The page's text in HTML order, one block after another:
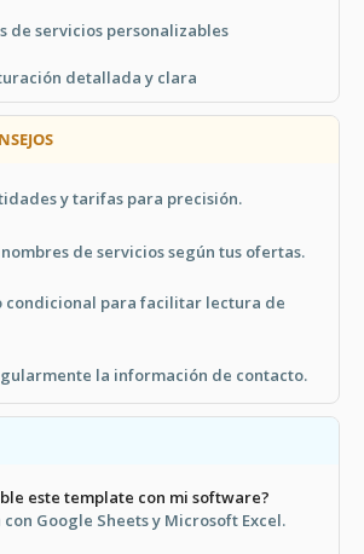
de servicios personalizables
detallada y clara
y tarifas para precisión.
de servicios según tus ofertas.
condicional para facilitar lectura de
la información de contacto.
este template con mi software?
Google Sheets y Microsoft Excel.